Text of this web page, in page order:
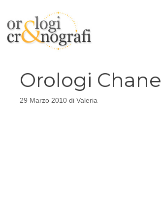
contenuto
Orologi
29 Marzo 2010 di Valeria